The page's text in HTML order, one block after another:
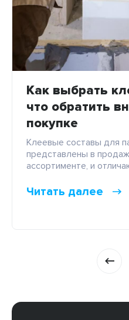
Как выбрать
что обратить
покупке
Клеевые составы для
представлены в
ассортименте, и
на которые стоит
Читать далее